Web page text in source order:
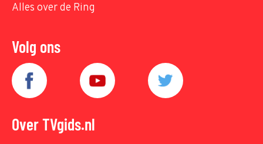
Alles over de Ring
Volg ons
Over TVgids.nl